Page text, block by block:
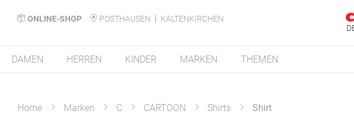
ONLINE-SHOP POSTHAUSEN
KALTENKIRCHEN
DAMEN HERREN KINDER MARKEN THEMEN
Home Marken C CARTOON Shirts Shirt